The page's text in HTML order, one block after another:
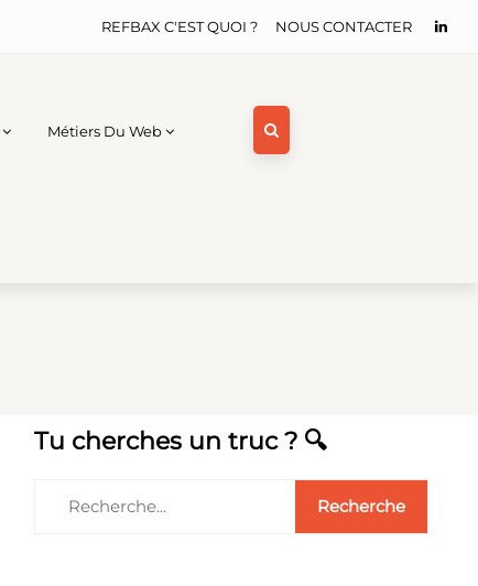
NOUS CONTACTER
REFBAX C'EST QUOI ?
Métiers Du Web
Tu cherches un truc ? 🔍